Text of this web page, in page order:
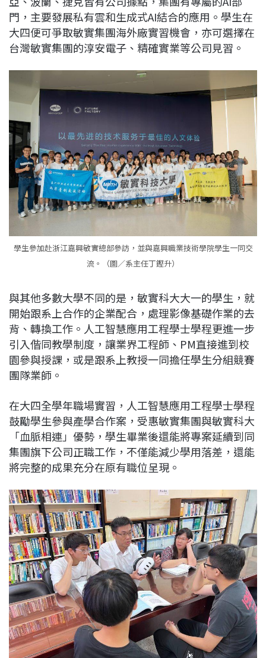
門，主要發展私有雲和生成式AI結合的應用。學生在
大四便可爭取敏實集團海外廠實習機會，亦可選擇在
台灣敏實集團的淳安電子、精確實業等公司見習。
學生參加赴浙江嘉興敏實總部參訪，並與嘉興職業技術學院學生一同交
流。（圖／系主任丁鏗升）
與其他多數大學不同的是，敏實科大大一的學生，就
開始跟系上合作的企業配合，處理影像基礎作業的去
背、轉換工作。人工智慧應用工程學士學程更進一步
引入偕同教學制度，讓業界工程師、PM直接進到校
園參與授課，或是跟系上教授一同擔任學生分組競賽
團隊業師。
在大四全學年職場實習，人工智慧應用工程學士學程
鼓勵學生參與產學合作案，受惠敏實集團與敏實科大
「血脈相連」優勢，學生畢業後還能將專案延續到同
集團旗下公司正職工作，不僅能減少學用落差，還能
將完整的成果充分在原有職位呈現。